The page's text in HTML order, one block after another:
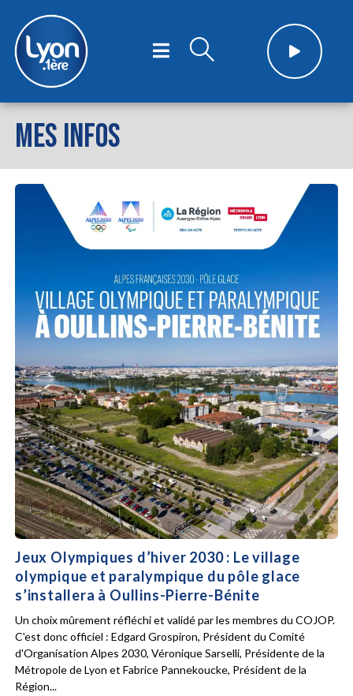
MES INFOS
Jeux Olympiques d’hiver 2030 : Le village
olympique et paralympique du pôle glace
s’installera à Oullins-Pierre-Bénite
Un choix mûrement réfléchi et validé par les membres du COJOP.
C'est donc officiel : Edgard Grospiron, Président du Comité
d'Organisation Alpes 2030, Véronique Sarselli, Présidente de la
Métropole de Lyon et Fabrice Pannekoucke, Président de la
Région...